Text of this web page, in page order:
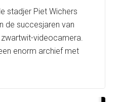
stadjer Piet Wichers
de succesjaren van
videocamera.
enorm archief met